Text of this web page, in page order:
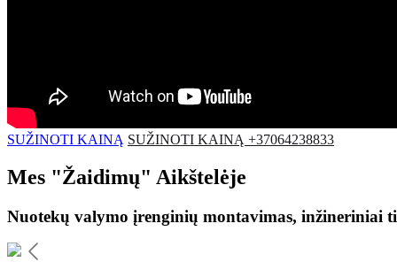
SUŽINOTI KAINĄ SUŽINOTI KAINĄ +37064238833
Mes "Žaidimų" Aikštelėje
Nuotekų valymo įrenginių montavimas, inžineriniai